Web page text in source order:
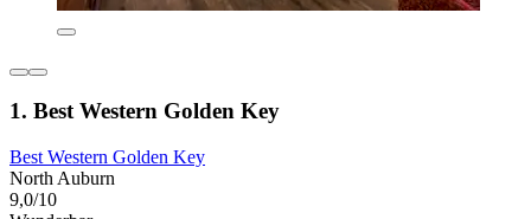
1. Best Western Golden Key
Best Western Golden Key
North Auburn
9,0/10